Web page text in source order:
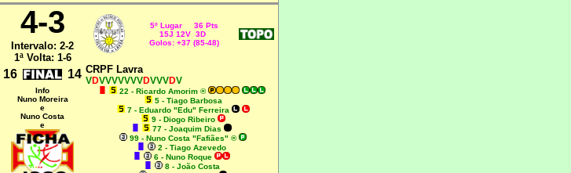
4-3
Intervalo: 2-2
1ª Volta: 1-6
5º Lugar 36 Pts
15J 12V 3D
Golos: +37 (85-48)
16 14 CRPF Lavra
VDVVVVVVVDVVVDV
Info
Nuno Moreira
e
Nuno Costa
e
22 - Ricardo Amorim ®
5 - Tiago Barbosa
7 - Eduardo "Edu" Ferreira
9 - Diogo Ribeiro
77 - Joaquim Dias
99 - Nuno Costa "Fafiães" ®
2 - Tiago Azevedo
6 - Nuno Roque
8 - João Costa